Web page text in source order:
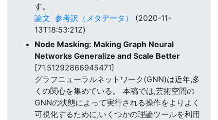
す。
論文 参考訳（メタデータ）
(2020-11-
13T18:53:21Z)
Node Masking: Making Graph Neural
Networks Generalize and Scale Better
[71.51292866945471]
グラフニューラルネットワーク(GNN)は近年,多
くの関心を集めている。 本稿では,芸術空間の
GNNの状態によって実行される操作をよりよく
可視化するために,いくつかの理論ツールを利用